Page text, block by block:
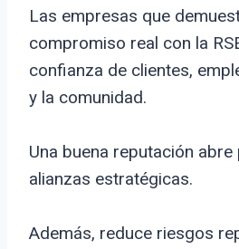
Las empresas que
compromiso real con la
confianza de clientes,
y la comunidad.
Una buena reputación
alianzas estratégicas.
Además, reduce riesgos